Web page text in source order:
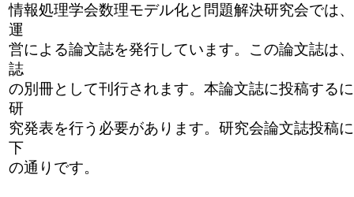
情報処理学会数理モデル化と問題解決研究会では
運
営による論文誌を発行しています。この論文誌は
誌
の別冊として刊行されます。本論文誌に投稿する
研
究発表を行う必要があります。研究会論文誌投稿
下
の通りです。